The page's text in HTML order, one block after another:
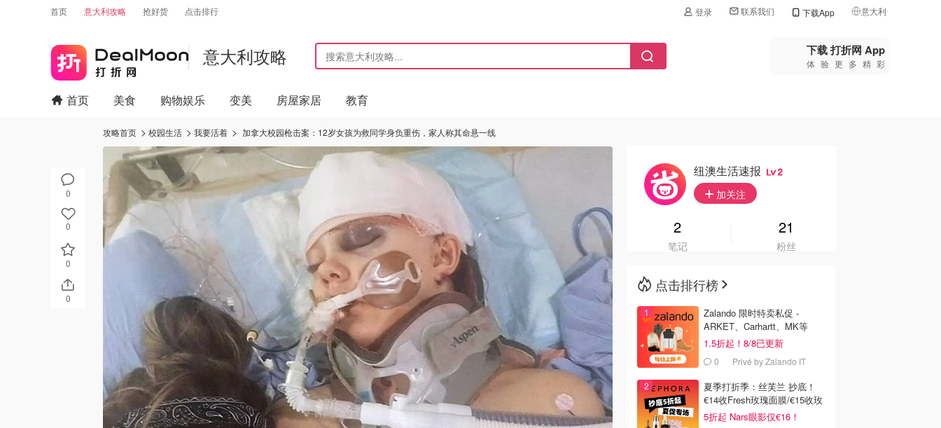
首页 意大利攻略 抢好货 点击排行 登录 联系我们 下载App 意大利
🇺🇸美国
🇨🇳中国
🇮🇹
🇦🇺
意大利攻略 下载 打折网 App
体验更多精彩
0
0
0
0
首页 美食 购物娱乐 变美 房屋家居 教育
攻略首页 校园生活 我要活着 加拿大校园枪击案：12岁女孩为救同学身负重伤，家人称其命悬一线
纽澳生活速报 2
加关注
2
笔记
21
粉丝
点击排行榜
Zalando 限时特卖私促 -
ARKET、Carhartt、MK等
1.5折起！8/8已更新
0 Privé by Zalando IT
夏季打折季：丝芙兰 抄底！
€14收Fresh玫瑰面膜/€15收玫
瑰水
5折起 Nars眼影仅€16！